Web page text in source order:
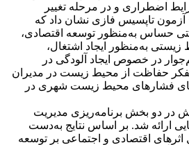
اضطراری و در مرحله تغییر
آزمون تاپسیس فازی نشان داد که
حساس به‌منظور توسعه اقتصادی،
به‌منظور ایجاد اشتغال،
در خصوص ایجاد آلودگی در
حفاظت از محیط زیست در مدیران
فشارهای محیط زیست شهری در
در دو بخش برنامه‌ریزی مدیریت
ارائه شد. بر اساس نتایج به‌دست
اقتصادی و اجتماعی بر توسعه